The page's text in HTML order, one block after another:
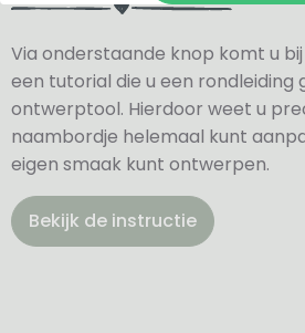
Via onderstaande knop komt u
een tutorial die u een rondleiding
ontwerptool. Hierdoor weet u
naambordje helemaal kunt
eigen smaak kunt ontwerpen.
Bekijk de instructie